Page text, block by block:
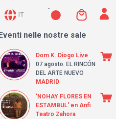
IT
nelle nostre sale
Dom K. Diogo Live
07 agosto. EL RINCÓN
DEL ARTE NUEVO
MADRID
'NOHAY FLORES EN
ESTAMBUL' en Anfi
Teatro Zahora